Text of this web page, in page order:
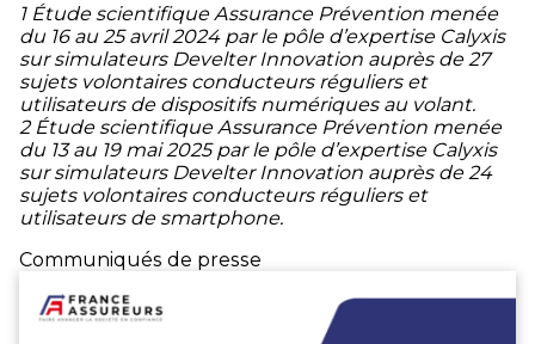
1 Étude scientifique Assurance Prévention menée
du 16 au 25 avril 2024 par le pôle d’expertise Calyxis
sur simulateurs Develter Innovation auprès de 27
sujets volontaires conducteurs réguliers et
utilisateurs de dispositifs numériques au volant.
2 Étude scientifique Assurance Prévention menée
du 13 au 19 mai 2025 par le pôle d’expertise Calyxis
sur simulateurs Develter Innovation auprès de 24
sujets volontaires conducteurs réguliers et
utilisateurs de smartphone.
Communiqués de presse